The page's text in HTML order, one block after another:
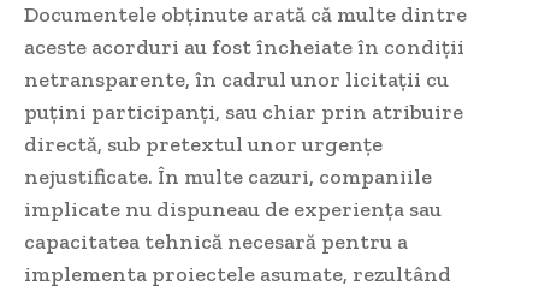
Documentele obținute arată că multe dintre
aceste acorduri au fost încheiate în condiții
netransparente, în cadrul unor licitații cu
puțini participanți, sau chiar prin atribuire
directă, sub pretextul unor urgențe
nejustificate. În multe cazuri, companiile
implicate nu dispuneau de experiența sau
capacitatea tehnică necesară pentru a
implementa proiectele asumate, rezultând